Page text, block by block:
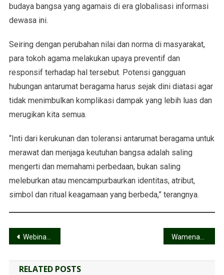
budaya bangsa yang agamais di era globalisasi informasi
dewasa ini.
Seiring dengan perubahan nilai dan norma di masyarakat,
para tokoh agama melakukan upaya preventif dan
responsif terhadap hal tersebut. Potensi gangguan
hubungan antarumat beragama harus sejak dini diatasi agar
tidak menimbulkan komplikasi dampak yang lebih luas dan
merugikan kita semua.
“Inti dari kerukunan dan toleransi antarumat beragama untuk
merawat dan menjaga keutuhan bangsa adalah saling
mengerti dan memahami perbedaan, bukan saling
meleburkan atau mencampurbaurkan identitas, atribut,
simbol dan ritual keagamaan yang berbeda,” terangnya.
Webinar Kebangsaan LDII, Wamenag: Kita Ini Warga Negara, Bukan Sekedar Penduduk di Satu Wilayah
RELATED POSTS